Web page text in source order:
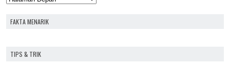
FAKTA MENARIK
TIPS & TRIK